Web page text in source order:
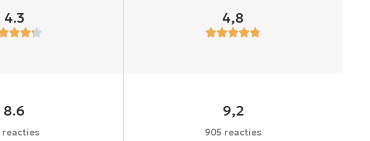
4.3 4,8
8.6
reacties
9,2
905 reacties